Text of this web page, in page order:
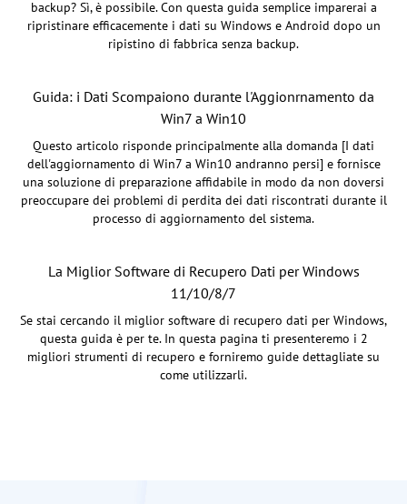
backup? Sì, è possibile. Con questa guida semplice imparerai a
ripristinare efficacemente i dati su Windows e Android dopo un
ripistino di fabbrica senza backup.
Guida: i Dati Scompaiono durante l'Aggionrnamento da
Win7 a Win10
Questo articolo risponde principalmente alla domanda [I dati
dell'aggiornamento di Win7 a Win10 andranno persi] e fornisce
una soluzione di preparazione affidabile in modo da non doversi
preoccupare dei problemi di perdita dei dati riscontrati durante il
processo di aggiornamento del sistema.
La Miglior Software di Recupero Dati per Windows
11/10/8/7
Se stai cercando il miglior software di recupero dati per Windows,
questa guida è per te. In questa pagina ti presenteremo i 2
migliori strumenti di recupero e forniremo guide dettagliate su
come utilizzarli.